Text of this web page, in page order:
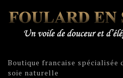
Boutique francaise spécialisée
soie naturelle